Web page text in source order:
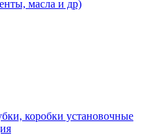
масла и др)
коробки установочные